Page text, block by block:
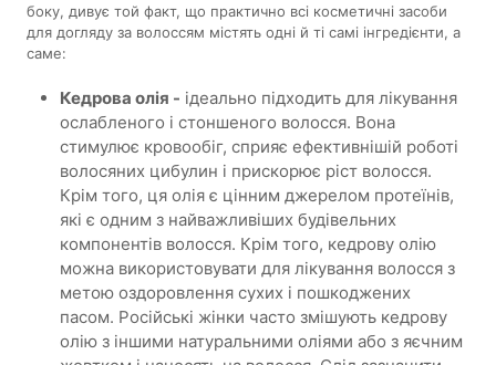
боку, дивує той факт, що практично всі косметичні засоби
для догляду за волоссям містять одні й ті самі інгредієнти, а
саме:
Кедрова олія - ідеально підходить для лікування
ослабленого і стоншеного волосся. Вона
стимулює кровообіг, сприяє ефективнішій роботі
волосяних цибулин і прискорює ріст волосся.
Крім того, ця олія є цінним джерелом протеїнів,
які є одним з найважливіших будівельних
компонентів волосся. Крім того, кедрову олію
можна використовувати для лікування волосся з
метою оздоровлення сухих і пошкоджених
пасом. Російські жінки часто змішують кедрову
олію з іншими натуральними оліями або з яєчним